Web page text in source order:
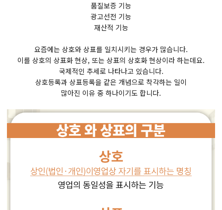
품질보증 기능
광고선전 기능
재산적 기능
요즘에는 상호와 상표를 일치시키는 경우가 많습니다.
이를 상호의 상표화 현상, 또는 상표의 상호화 현상이라 하는데요.
국제적인 추세로 나타나고 있습니다.
상호등록과 상표등록을 같은 개념으로 착각하는 일이
많아진 이유 중 하나이기도 합니다.